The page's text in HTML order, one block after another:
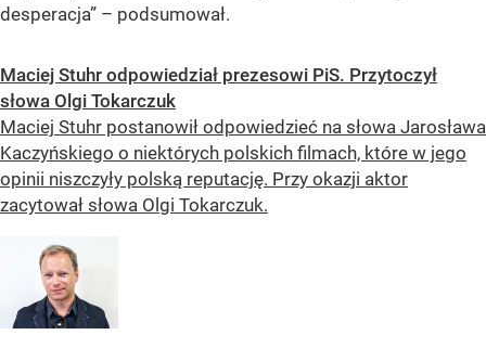
desperacja” – podsumował.
Maciej Stuhr odpowiedział prezesowi PiS. Przytoczył
słowa Olgi Tokarczuk
Maciej Stuhr postanowił odpowiedzieć na słowa Jarosława
Kaczyńskiego o niektórych polskich filmach, które w jego
opinii niszczyły polską reputację. Przy okazji aktor
zacytował słowa Olgi Tokarczuk.